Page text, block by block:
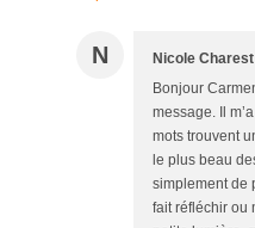
N Nicole Charest
Bonjour
message. Il
mots trouvent
le plus beau
simplement de
fait réfléchir ou